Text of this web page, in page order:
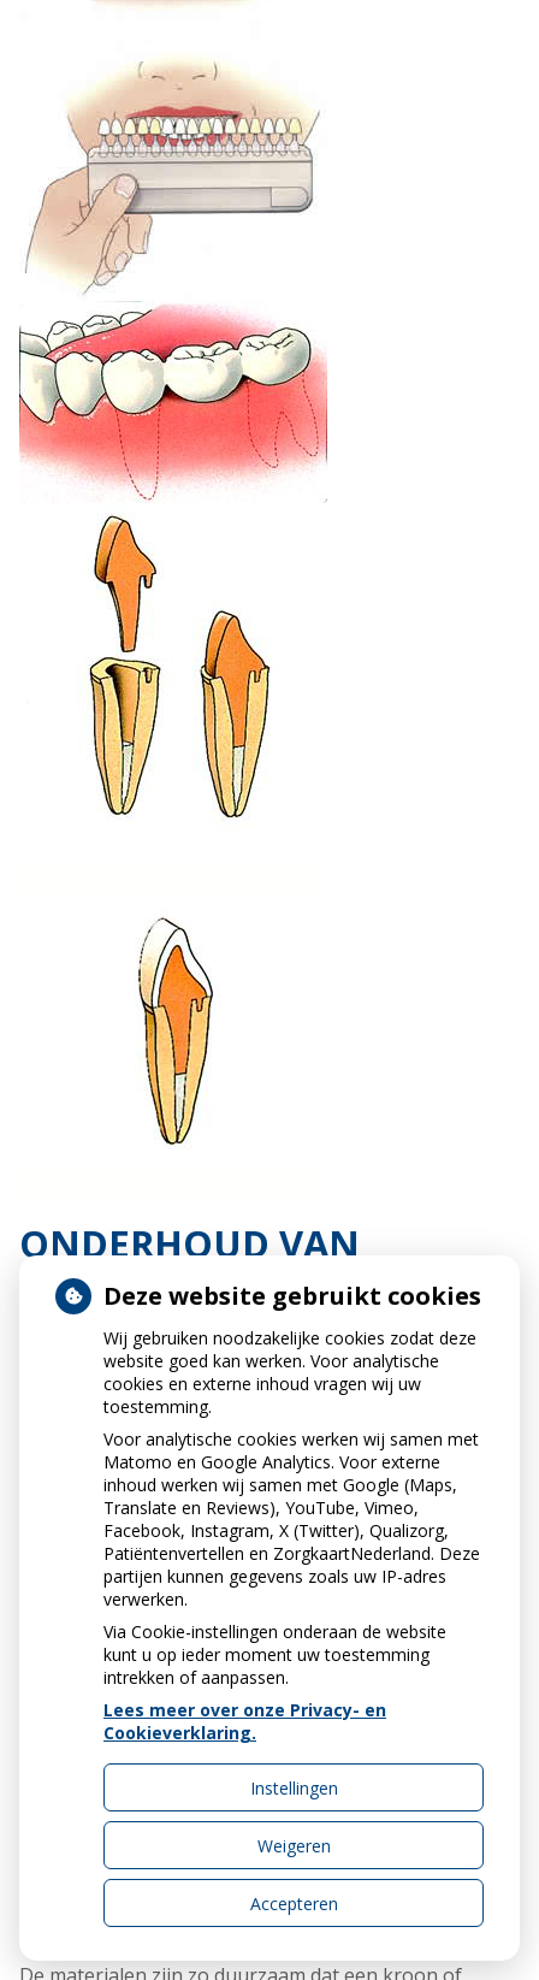
ONDERHOUD VAN
KRONEN EN BRUGGEN
De dagelijkse mondhygiëne is bij kronen en bruggen
extra belangrijk. Vooral het tandvlees rondom de
kroon of brug moet u goed reinigen. Een kwetsbare
plek is de rand van de kroon of brug. Daarop kan
gemakkelijk tandplak achterblijven. Plak veroorzaakt
gaatjes langs de rand van uw kroon of brug en
ontsteking van het tandvlees. Poets dit gebied
zorgvuldig met een zachte tandenborstel en gebruik
tandenstokers, ragers en/of flossdraad. Uw tandarts of
mondhygiënist kan u hierbij adviseren.
HOE LANG GAAT EEN
KROON OF BRUG MEE?
Deze website gebruikt cookies
Wij gebruiken noodzakelijke cookies zodat deze
website goed kan werken. Voor analytische
cookies en externe inhoud vragen wij uw
toestemming.
Voor analytische cookies werken wij samen met
Matomo en Google Analytics. Voor externe
inhoud werken wij samen met Google (Maps,
Translate en Reviews), YouTube, Vimeo,
Facebook, Instagram, X (Twitter), Qualizorg,
Patiëntenvertellen en ZorgkaartNederland. Deze
partijen kunnen gegevens zoals uw IP-adres
verwerken.
Via Cookie-instellingen onderaan de website
kunt u op ieder moment uw toestemming
intrekken of aanpassen.
Lees meer over onze Privacy- en
Cookieverklaring.
Instellingen
Weigeren
Accepteren